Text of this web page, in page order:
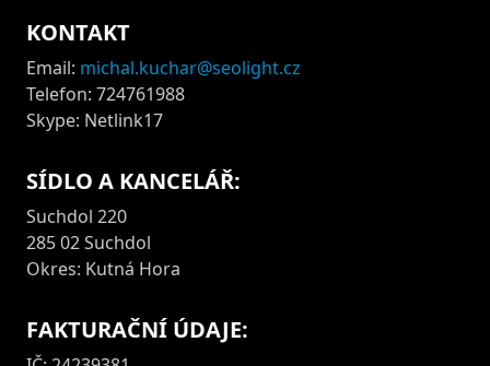
KONTAKT
Email: michal.kuchar@seolight.cz
Telefon: 724761988
Skype: Netlink17
SÍDLO A KANCELÁŘ:
Suchdol 220
285 02 Suchdol
Okres: Kutná Hora
FAKTURAČNÍ ÚDAJE: